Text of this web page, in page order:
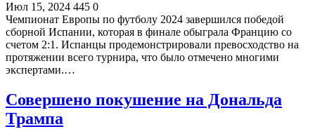
Июл 15, 2024 445 0
Чемпионат Европы по футболу 2024 завершился победой
сборной Испании, которая в финале обыграла Францию со
счетом 2:1. Испанцы продемонстрировали превосходство на
протяжении всего турнира, что было отмечено многими
экспертами​.…
Совершено покушение на Дональда
Трампа